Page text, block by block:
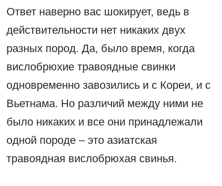
Ответ наверно вас шокирует, ведь в
действительности нет никаких двух
разных пород. Да, было время, когда
вислобрюхие травоядные свинки
одновременно завозились и с Кореи, и с
Вьетнама. Но различий между ними не
было никаких и все они принадлежали
одной породе – это азиатская
травоядная вислобрюхая свинья.